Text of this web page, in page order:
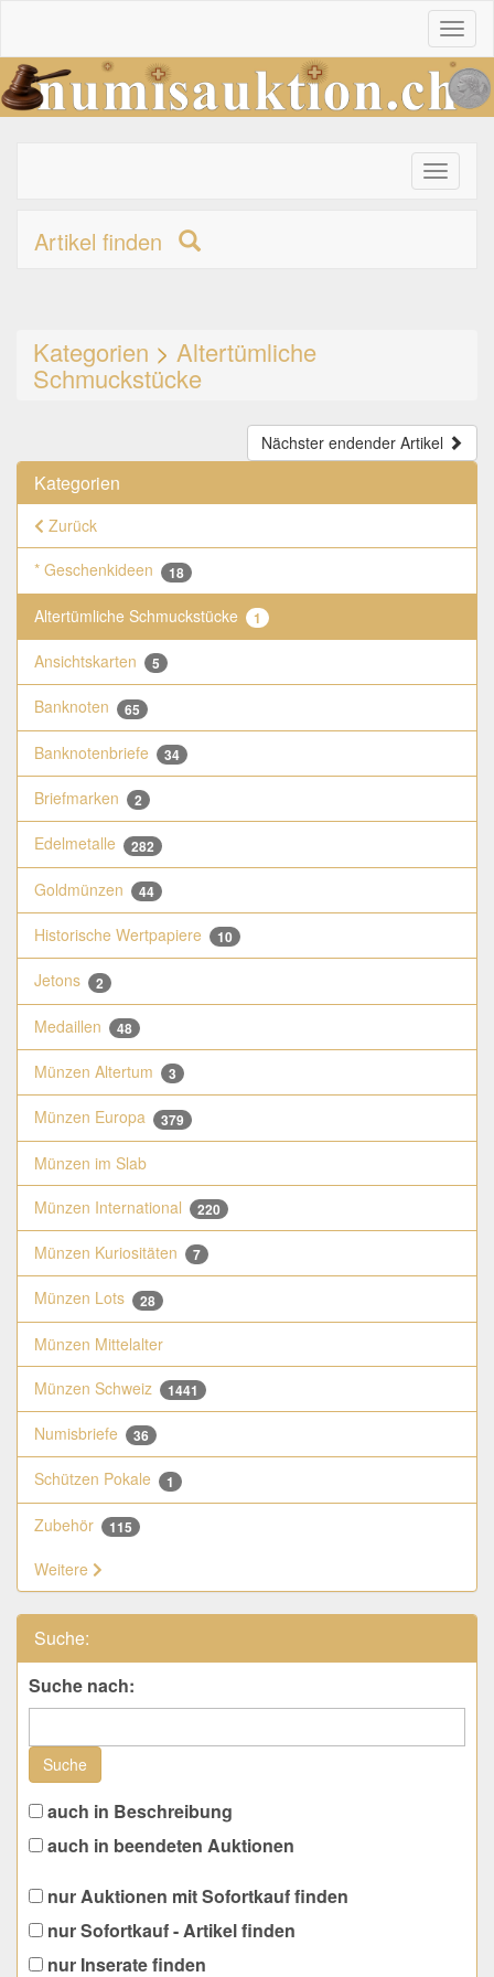
Toggle
primary
Artikel finden
Kategorien > Altertümliche
Schmuckstücke
Nächster endender Artikel
Kategorien
Zurück
* Geschenkideen
18
Altertümliche Schmuckstücke 1
Ansichtskarten 5
Banknoten 65
Banknotenbriefe 34
Briefmarken 2
Edelmetalle 282
Goldmünzen 44
Historische Wertpapiere 10
Jetons 2
Medaillen 48
Münzen Altertum 3
Münzen Europa 379
Münzen im Slab
Münzen International
220
Münzen Kuriositäten 7
Münzen Lots 28
Münzen Mittelalter
Münzen Schweiz
1441
Numisbriefe 36
Schützen Pokale 1
Zubehör 115
Weitere
Suche:
Suche nach:
Suche
auch in Beschreibung
auch in beendeten Auktionen
nur Auktionen mit Sofortkauf finden
nur Sofortkauf - Artikel finden
nur Inserate finden